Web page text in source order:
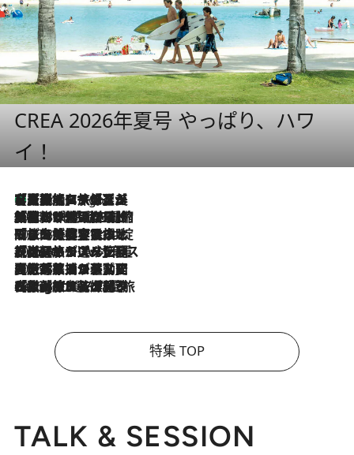
CREA 2026年夏号 やっぱり、ハワ
イ！
4 Hours Ago
【厳選旅コスメ】「多機能アイテムがメイン！」旅好き美容エディターが選んだ夏旅ベストコスメを発表【Mサイズジップ】
2026.8.6
「荷物が増えるほど旅ストレスは増す」美容ジャーナリストがたどり着いた最終結論。“化粧品を劇的に減らす”感動の凝縮美容とは
2026.8.6
「旅先には金髪ウィッグを持参」日本と同じメイクでは損してる!? 美容ジャーナリストが提案する“掟破りの旅美容”とは
2026.8.6
【厳選旅コスメ】「身軽さ＆UV対策重視！」ヘアアーティストshucoが選んだ夏旅ベストコスメを発表【Mサイズジップ】
2026.8.5
【厳選旅コスメ】国内をあちこち移動する河井菜摘が選んだ夏旅ベストコスメ発表！「リラックスアイテムはマスト」【Mサイズジップ】
2026.8.4
【厳選旅コスメ】「紫外線＆乾燥対策しながらメイク感も！」ヘア＆メイクGeorgeが選んだ夏旅ベストコスメを発表！【Mサイズジップ】
特集 TOP
TALK & SESSION